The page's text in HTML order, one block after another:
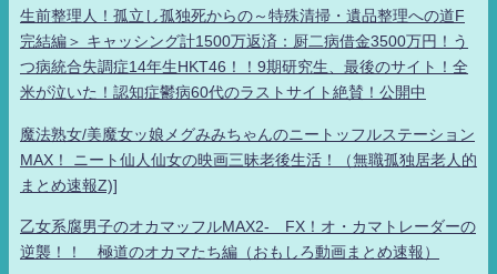
生前整理人！孤立し孤独死からの～特殊清掃・遺品整理への道F
完結編＞ キャッシング計1500万返済：厨二病借金3500万円！う
つ病統合失調症14年生HKT46！！9期研究生、最後のサイト！全
米が泣いた！認知症鬱病60代のラストサイト絶賛！公開中
魔法熟女/美魔女ッ娘メグみみちゃんのニートッフルステーション
MAX！ ニート仙人仙女の映画三昧老後生活！（無職孤独居老人的
まとめ速報Z)]
乙女系腐男子のオカマッフルMAX2- FX！オ・カマトレーダーの
逆襲！！ 極道のオカマたち編（おもしろ動画まとめ速報）